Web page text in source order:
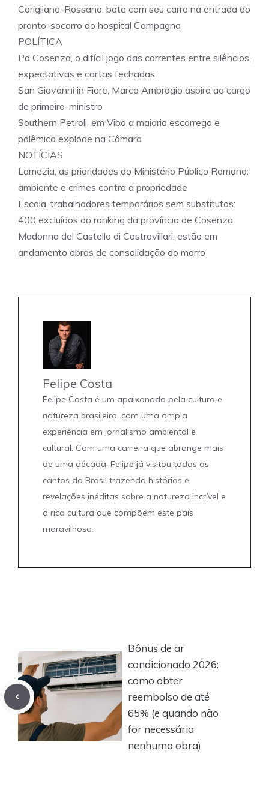
Corigliano-Rossano, bate com seu carro na entrada do
pronto-socorro do hospital Compagna
POLÍTICA
Pd Cosenza, o difícil jogo das correntes entre silêncios,
expectativas e cartas fechadas
San Giovanni in Fiore, Marco Ambrogio aspira ao cargo
de primeiro-ministro
Southern Petroli, em Vibo a maioria escorrega e
polêmica explode na Câmara
NOTÍCIAS
Lamezia, as prioridades do Ministério Público Romano:
ambiente e crimes contra a propriedade
Escola, trabalhadores temporários sem substitutos:
400 excluídos do ranking da província de Cosenza
Madonna del Castello di Castrovillari, estão em
andamento obras de consolidação do morro
Felipe Costa
Felipe Costa é um apaixonado pela cultura e
natureza brasileira, com uma ampla
experiência em jornalismo ambiental e
cultural. Com uma carreira que abrange mais
de uma década, Felipe já visitou todos os
cantos do Brasil trazendo histórias e
revelações inéditas sobre a natureza incrível e
a rica cultura que compõem este país
maravilhoso.
Bônus de ar
condicionado 2026:
como obter
reembolso de até
65% (e quando não
for necessária
nenhuma obra)